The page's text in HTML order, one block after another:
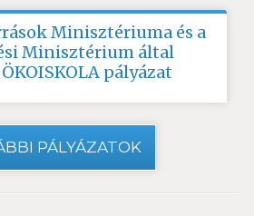
Minisztériuma és a
Minisztérium által
pályázat
PÁLYÁZATOK